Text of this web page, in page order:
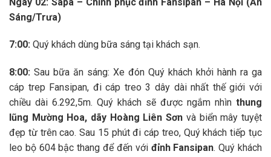
Sáng/Trưa)
7:00: Quý khách dùng bữa sáng tại khách sạn.
8:00: Sau bữa ăn sáng: Xe đón Quý khách khởi hành ra ga
cáp trep Fansipan, đi cáp treo 3 dây dài nhất thế giới với
chiều dài 6.292,5m. Quý khách sẽ được ngắm nhìn thung
lũng Mường Hoa, dãy Hoàng Liên Sơn và biển mây tuyệt
đẹp từ trên cao. Sau 15 phút đi cáp treo, Quý khách tiếp tục
leo bộ 604 bậc thang để đến với đỉnh Fansipan. Quý khách